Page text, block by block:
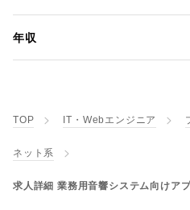
年収
TOP IT・Webエンジニア
ネット系
求人詳細 業務用音響システム向けア